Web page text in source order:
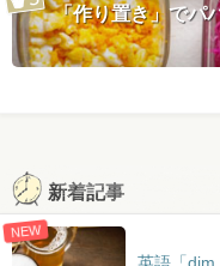
「作り置き」でパ
新着記事
NEW